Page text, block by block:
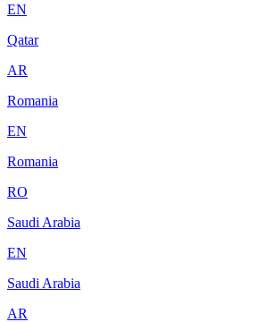
EN
Qatar
AR
Romania
EN
Romania
RO
Saudi Arabia
EN
Saudi Arabia
AR